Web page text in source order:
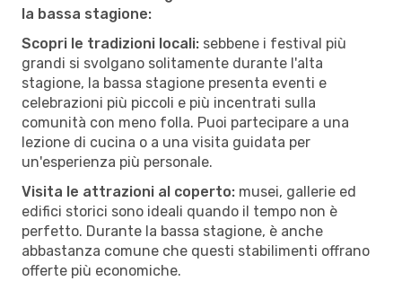
la bassa stagione:
Scopri le tradizioni locali: sebbene i festival più
grandi si svolgano solitamente durante l'alta
stagione, la bassa stagione presenta eventi e
celebrazioni più piccoli e più incentrati sulla
comunità con meno folla. Puoi partecipare a una
lezione di cucina o a una visita guidata per
un'esperienza più personale.
Visita le attrazioni al coperto: musei, gallerie ed
edifici storici sono ideali quando il tempo non è
perfetto. Durante la bassa stagione, è anche
abbastanza comune che questi stabilimenti offrano
offerte più economiche.